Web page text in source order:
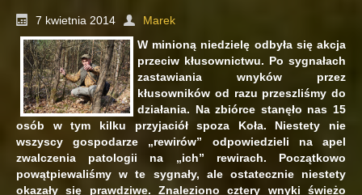
7 kwietnia 2014
Marek
W minioną niedzielę odbyła się akcja
przeciw kłusownictwu. Po sygnałach
zastawiania wnyków przez
kłusowników od razu przeszliśmy do
działania. Na zbiórce stanęło nas 15
osób w tym kilku przyjaciół spoza Koła. Niestety nie
wszyscy gospodarze „rewirów” odpowiedzieli na apel
zwalczenia patologii na „ich” rewirach. Początkowo
powątpiewaliśmy w te sygnały, ale ostatecznie niestety
okazały się prawdziwe. Znaleziono cztery wnyki świeżo